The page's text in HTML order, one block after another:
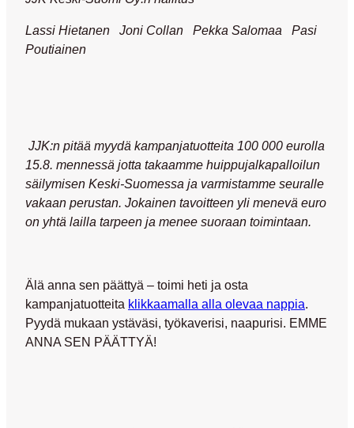
Lassi Hietanen Joni Collan Pekka Salomaa Pasi
Poutiainen
JJK:n pitää myydä kampanjatuotteita 100 000 eurolla
15.8. mennessä jotta takaamme huippujalkapalloilun
säilymisen Keski-Suomessa ja varmistamme seuralle
vakaan perustan. Jokainen tavoitteen yli menevä euro
on yhtä lailla tarpeen ja menee suoraan toimintaan.
Älä anna sen päättyä – toimi heti ja osta
kampanjatuotteita klikkaamalla alla olevaa nappia.
Pyydä mukaan ystäväsi, työkaverisi, naapurisi. EMME
ANNA SEN PÄÄTTYÄ!